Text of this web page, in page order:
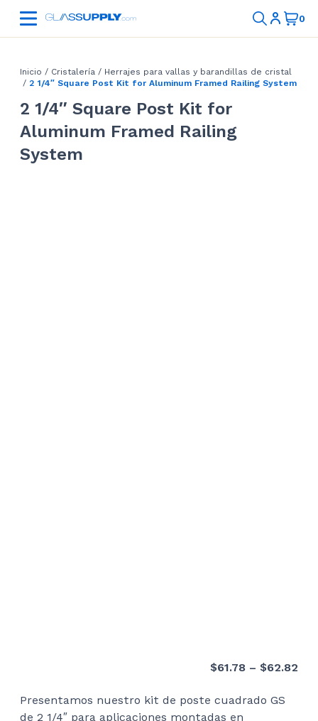
Inicio / Cristalería / Herrajes para vallas y barandillas de cristal
/ 2 1/4″ Square Post Kit for Aluminum Framed Railing System
2 1/4″ Square Post Kit for
Aluminum Framed Railing
System
$61.78 – $62.82
Presentamos nuestro kit de poste cuadrado GS
de 2 1/4″ para aplicaciones montadas en